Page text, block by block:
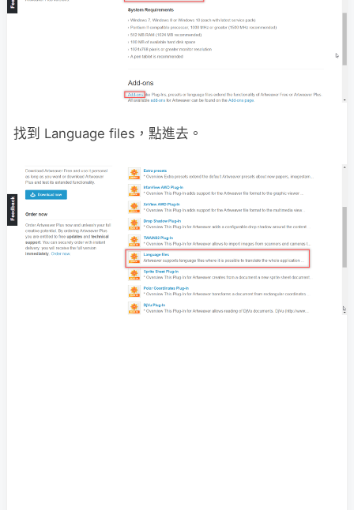
找到 Language files，點進去。